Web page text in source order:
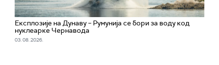
Експлозије на Дунаву – Румунија се бори за воду код
нуклеарке Чернавода
03. 08. 2026.